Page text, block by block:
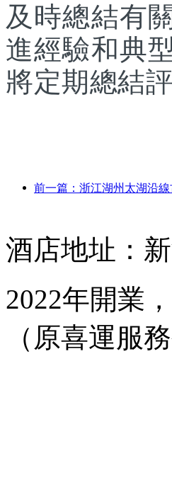
及時總結有
進經驗和典
將定期總結
酒店地址：
2022年開業
（原喜運服